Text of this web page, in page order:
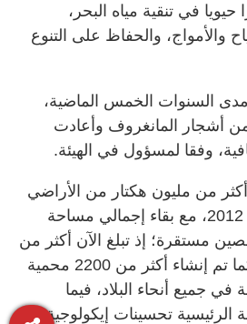
حيويا في تنقية مياه البحر،
والأمواج، والحفاظ على التنوع
السنوات الخمس الماضية،
هكتار من أشجار المانغروف وأعادت
من مليون هكتار من الأراضي
الرطبة منذ أواخر عام 2012، مع بقاء إجمالي مساحة
مستقرة؛ إذ تبلغ الآن أكثر من
56.35 مليون هكتار، كما تم إنشاء أكثر من 2200 محمية
في جميع أنحاء البلاد، فيما
تحسينات إيكولوجية